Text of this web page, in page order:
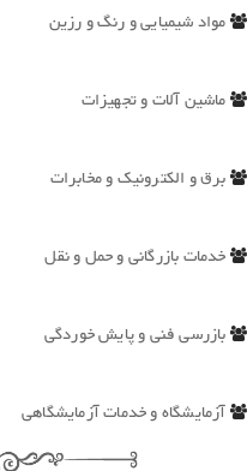
مواد شیمیایی و رنگ و رزین
ماشین آلات و تجهیزات
برق و الکترونیک و مخابرات
خدمات بازرگانی و حمل و نقل
بازرسی فنی و پایش خوردگی
آزمایشگاه و خدمات آزمایشگاهی